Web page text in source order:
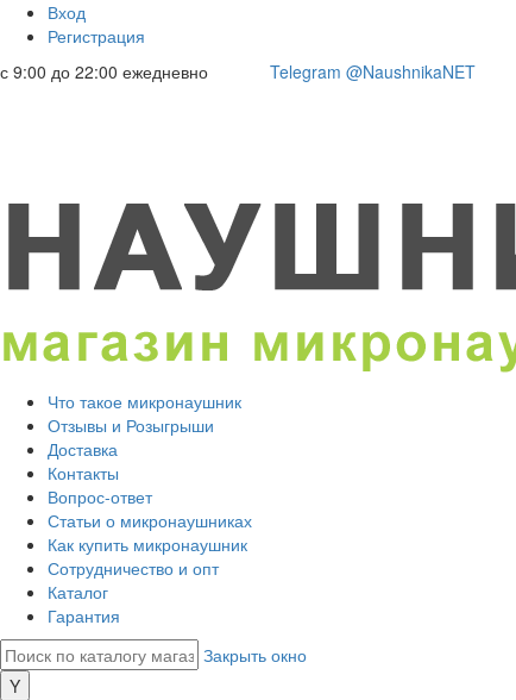
Вход
Регистрация
с 9:00 до 22:00 ежедневно
Telegram @NaushnikaNET
Что такое микронаушник
Отзывы и Розыгрыши
Доставка
Контакты
Вопрос-ответ
Статьи о микронаушниках
Как купить микронаушник
Сотрудничество и опт
Каталог
Гарантия
Закрыть окно